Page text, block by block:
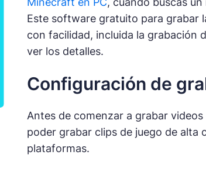
Este software gratuito para grabar
con facilidad, incluida la grabación
ver los detalles.
Configuración de
Antes de comenzar a grabar
poder grabar clips de juego de alta
plataformas.